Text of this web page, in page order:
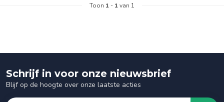
Toon 1 - 1van 1
Schrijf in voor onze nieuwsbrief
Blijf op de hoogte over onze laatste acties